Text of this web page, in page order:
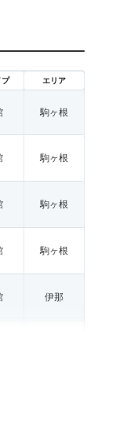
プ エリア
駒ヶ根
駒ヶ根
駒ヶ根
駒ヶ根
伊那